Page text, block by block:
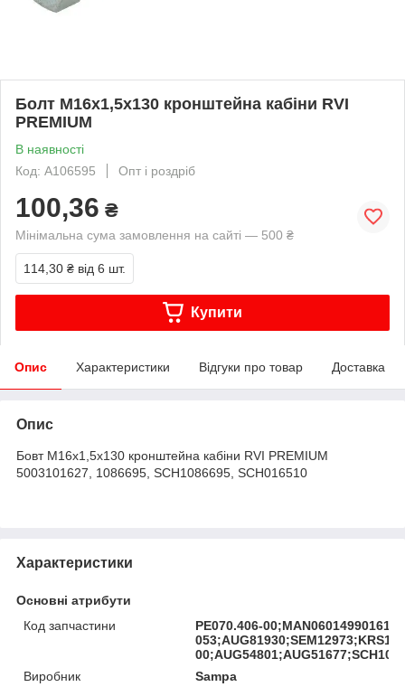
Болт M16x1,5х130 кронштейна кабіни RVI
PREMIUM
В наявності
Код: A106595
Опт і роздріб
100,36 ₴
Мінімальна сума замовлення на сайті — 500 ₴
114,30 ₴ від 6 шт.
Купити
Опис Характеристики Відгуки про товар Доставка
Опис
Бовт M16x1,5х130 кронштейна кабіни RVI PREMIUM
5003101627, 1086695, SCH1086695, SCH016510
Характеристики
Основні атрибути
Код запчастини
PE070.406-
Виробник
Sampa